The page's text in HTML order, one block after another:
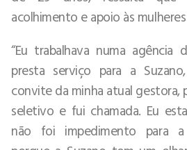
acolhimento e apoio às
“Eu trabalhava numa agência
presta serviço para a
convite da minha atual gestora,
seletivo e fui chamada. Eu
não foi impedimento para